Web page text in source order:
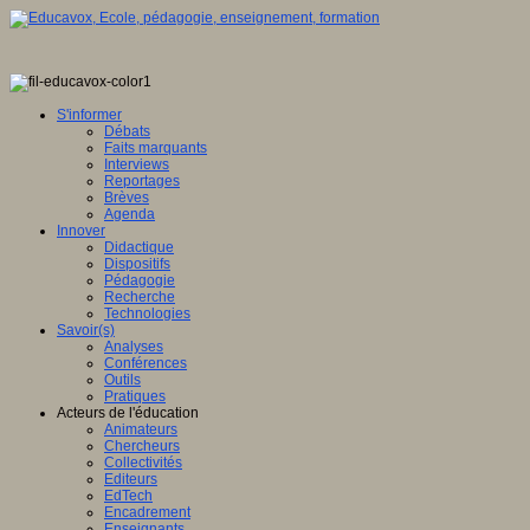
S'informer
Débats
Faits marquants
Interviews
Reportages
Brèves
Agenda
Innover
Didactique
Dispositifs
Pédagogie
Recherche
Technologies
Savoir(s)
Analyses
Conférences
Outils
Pratiques
Acteurs de l'éducation
Animateurs
Chercheurs
Collectivités
Editeurs
EdTech
Encadrement